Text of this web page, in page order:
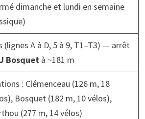
dimanche et lundi en semaine
(lignes A à D, 5 à 9, T1–T3) — arrêt
Bosquetà ~181 m
: Clémenceau (126 m, 18
Bosquet (182 m, 10 vélos),
(277 m, 14 vélos)